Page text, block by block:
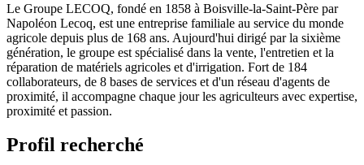
Le Groupe LECOQ, fondé en 1858 à Boisville-la-Saint-Père par
Napoléon Lecoq, est une entreprise familiale au service du monde
agricole depuis plus de 168 ans. Aujourd'hui dirigé par la sixième
génération, le groupe est spécialisé dans la vente, l'entretien et la
réparation de matériels agricoles et d'irrigation. Fort de 184
collaborateurs, de 8 bases de services et d'un réseau d'agents de
proximité, il accompagne chaque jour les agriculteurs avec expertise,
proximité et passion.
Profil recherché